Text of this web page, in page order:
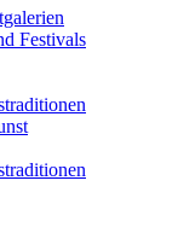
Festivals